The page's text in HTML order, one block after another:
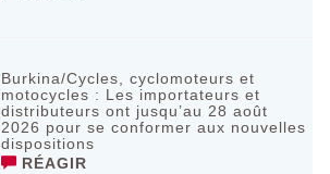
Burkina/Cycles, cyclomoteurs et
motocycles : Les importateurs et
distributeurs ont jusqu’au 28 août
2026 pour se conformer aux nouvelles
dispositions
RÉAGIR